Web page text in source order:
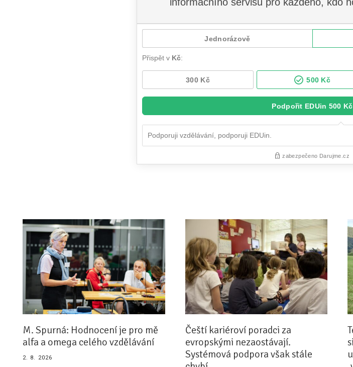
M. Spurná: Hodnocení je pro mě
alfa a omega celého vzdělávání
2. 8. 2026
Čeští kariéroví poradci za
evropskými nezaostávají.
Systémová podpora však stále